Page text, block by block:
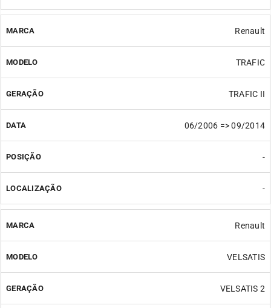
Renault
TRAFIC
TRAFIC II
06/2006 => 09/2014
-
-
Renault
VELSATIS
VELSATIS 2